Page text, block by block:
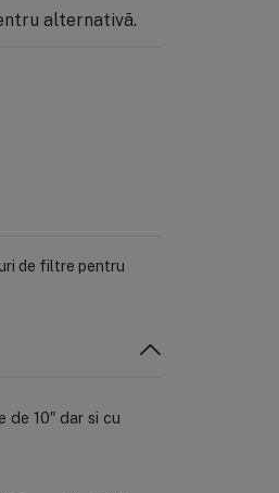
alternativă.
de filtre pentru
10″ dar si cu